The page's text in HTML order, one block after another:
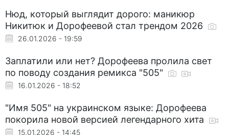
Нюд, который выглядит дорого: маникюр
Никитюк и Дорофеевой стал трендом 2026
26.01.2026 - 19:59
Заплатили или нет? Дорофеева пролила свет
по поводу создания ремикса "505"
16.01.2026 - 18:52
"Имя 505" на украинском языке: Дорофеева
покорила новой версией легендарного хита
15.01.2026 - 14:45